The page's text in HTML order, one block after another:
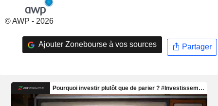
© AWP - 2026
Ajouter Zonebourse à vos sources Partager